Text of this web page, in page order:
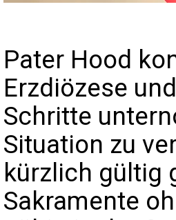
Pater Hood
Erzdiözese
Schritte
Situation zu
kürzlich gültig
Sakramente